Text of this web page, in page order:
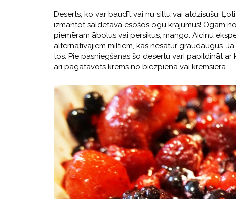
Deserts, ko var baudīt vai nu siltu vai atdzisušu.
izmantot saldētavā esošos ogu krājumus! Ogām
piemēram ābolus vai persikus, mango. Aicinu
alternatīvajiem miltiem, kas nesatur graudaugus.
tos. Pie pasniegšanas šo desertu vari papildināt
arī pagatavots krēms no biezpiena vai krēmsiera.